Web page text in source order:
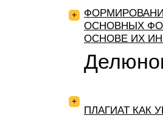
+
ОСНОВНЫХ
ОСНОВЕ ИХ
+
ПЛАГИАТ КАК